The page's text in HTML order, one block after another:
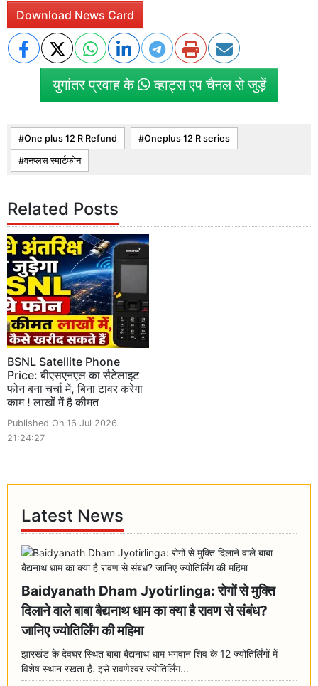
Download News Card
युगांतर प्रवाह के व्हाट्स एप चैनल से जुड़ें
One plus 12 R Refund Oneplus 12 R series
वनप्लस स्मार्टफोन
Related Posts
BSNL Satellite Phone
Price: बीएसएनएल का सैटेलाइट
फोन बना चर्चा में, बिना टावर करेगा
काम ! लाखों में है कीमत
Published On 16 Jul 2026
21:24:27
Latest News
Baidyanath Dham Jyotirlinga: रोगों से मुक्ति
दिलाने वाले बाबा बैद्यनाथ धाम का क्या है रावण से संबंध?
जानिए ज्योतिर्लिंग की महिमा
झारखंड के देवघर स्थित बाबा बैद्यनाथ धाम भगवान शिव के 12 ज्योतिर्लिंगों में
विशेष स्थान रखता है. इसे रावणेश्वर ज्योतिर्लिंग...